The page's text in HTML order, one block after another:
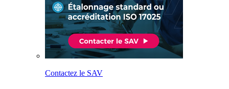
Contactez le SAV